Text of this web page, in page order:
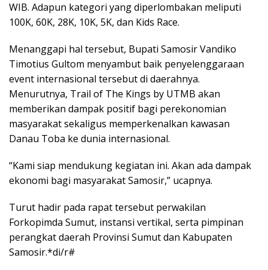
WIB. Adapun kategori yang diperlombakan meliputi
100K, 60K, 28K, 10K, 5K, dan Kids Race.
Menanggapi hal tersebut, Bupati Samosir Vandiko
Timotius Gultom menyambut baik penyelenggaraan
event internasional tersebut di daerahnya.
Menurutnya, Trail of The Kings by UTMB akan
memberikan dampak positif bagi perekonomian
masyarakat sekaligus memperkenalkan kawasan
Danau Toba ke dunia internasional.
“Kami siap mendukung kegiatan ini. Akan ada dampak
ekonomi bagi masyarakat Samosir,” ucapnya.
Turut hadir pada rapat tersebut perwakilan
Forkopimda Sumut, instansi vertikal, serta pimpinan
perangkat daerah Provinsi Sumut dan Kabupaten
Samosir.*di/r#